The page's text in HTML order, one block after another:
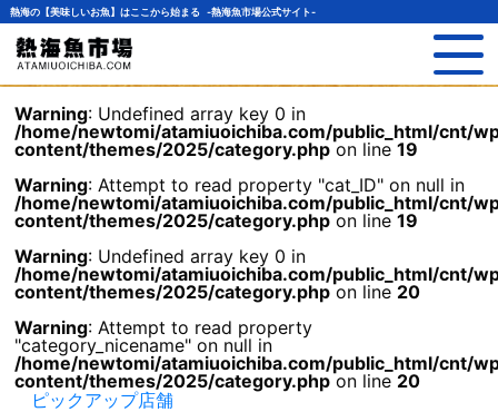
熱海の【美味しいお魚】はここから始まる -熱海魚市場公式サイト-
Warning: Undefined array key 0 in
/home/newtomi/atamiuoichiba.com/public_html/cnt/
content/themes/2025/category.phpon line 19
Warning: Attempt to read property "cat_ID" on null in
/home/newtomi/atamiuoichiba.com/public_html/cnt/
content/themes/2025/category.phpon line 19
Warning: Undefined array key 0 in
/home/newtomi/atamiuoichiba.com/public_html/cnt/
content/themes/2025/category.phpon line 20
Warning: Attempt to read property
"category_nicename" on null in
/home/newtomi/atamiuoichiba.com/public_html/cnt/
content/themes/2025/category.phpon line 20
ピックアップ店舗